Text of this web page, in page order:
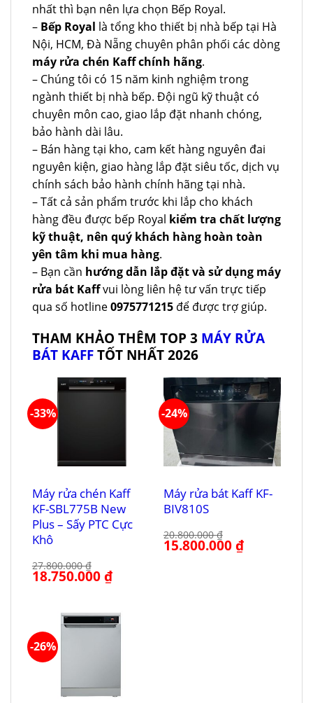
nhất thì bạn nên lựa chọn Bếp Royal.
– Bếp Royal là tổng kho thiết bị nhà bếp tại Hà
Nội, HCM, Đà Nẵng chuyên phân phối các dòng
máy rửa chén Kaff chính hãng.
– Chúng tôi có 15 năm kinh nghiệm trong
ngành thiết bị nhà bếp. Đội ngũ kỹ thuật có
chuyên môn cao, giao lắp đặt nhanh chóng,
bảo hành dài lâu.
– Bán hàng tại kho, cam kết hàng nguyên đai
nguyên kiện, giao hàng lắp đặt siêu tốc, dịch vụ
chính sách bảo hành chính hãng tại nhà.
– Tất cả sản phẩm trước khi lắp cho khách
hàng đều được bếp Royal kiểm tra chất lượng
kỹ thuật, nên quý khách hàng hoàn toàn
yên tâm khi mua hàng.
– Bạn cần hướng dẫn lắp đặt và sử dụng máy
rửa bát Kaffvui lòng liên hệ tư vấn trực tiếp
qua số hotline0975771215 để được trợ giúp.
THAM KHẢO THÊM TOP 3 MÁY RỬA
BÁT KAFFTỐT NHẤT 2026
-33%
Máy rửa chén Kaff
KF-SBL775B New
Plus – Sấy PTC Cực
Khô
27.800.000₫
Giá
gốc
18.750.000₫Giá
hiện
18.750.000 ₫.
-24%
Máy rửa bát Kaff KF-
BIV810S
20.800.000₫
Giá
gốc
15.800.000₫Giá
hiện
-26%